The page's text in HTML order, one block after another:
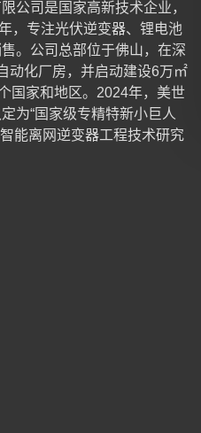
公司是国家高新技术企业，
，专注光伏逆变器、锂电池
。公司总部位于佛山，在深
动化厂房，并启动建设6万㎡
国家和地区。2024年，美世
为“国家级专精特新小巨人
能离网逆变器工程技术研究